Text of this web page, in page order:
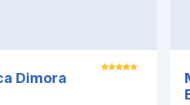
Dimora